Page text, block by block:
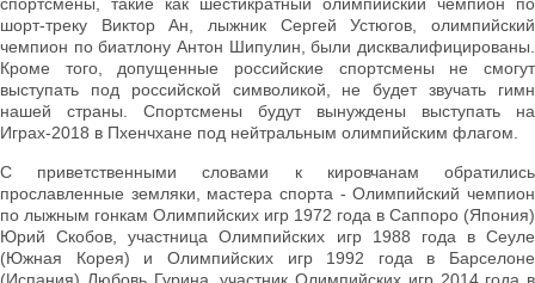
шорт-треку Виктор Ан, лыжник Сергей Устюгов, олимпийский
чемпион по биатлону Антон Шипулин, были дисквалифицированы.
Кроме того, допущенные российские спортсмены не смогут
выступать под российской символикой, не будет звучать гимн
нашей страны. Спортсмены будут вынуждены выступать на
Играх-2018 в Пхенчхане под нейтральным олимпийским флагом.
С приветственными словами к кировчанам обратились
прославленные земляки, мастера спорта - Олимпийский чемпион
по лыжным гонкам Олимпийских игр 1972 года в Саппоро (Япония)
Юрий Скобов, участница Олимпийских игр 1988 года в Сеуле
(Южная Корея) и Олимпийских игр 1992 года в Барселоне